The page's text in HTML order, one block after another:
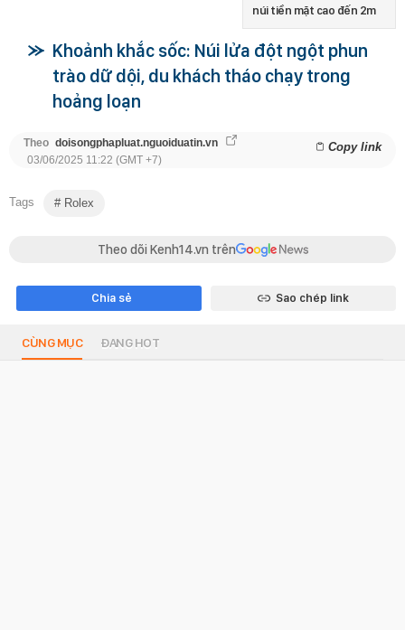
núi tiền mặt cao đến 2m
Khoảnh khắc sốc: Núi lửa đột ngột phun
trào dữ dội, du khách tháo chạy trong
hoảng loạn
Theo doisongphapluat.nguoiduatin.vn Copy link
03/06/2025 11:22 (GMT +7)
Tags Rolex
Theo dõi Kenh14.vn trên
Chia sẻ Sao chép link
CÙNG MỤC ĐANG HOT